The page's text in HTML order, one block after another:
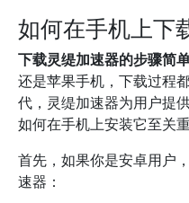
如何在手机上下
下载灵缇加速器的步骤简单
还是苹果手机，下载过程
代，灵缇加速器为用户提
如何在手机上安装它至关重
首先，如果你是安卓用户
速器：